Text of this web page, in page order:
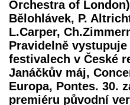
Orchestra of
Bělohlávek, P.
L.Carper,
Pravidelně
festivalech v České
Janáčkův máj,
Europa, Pontes. 30.
premiéru původní